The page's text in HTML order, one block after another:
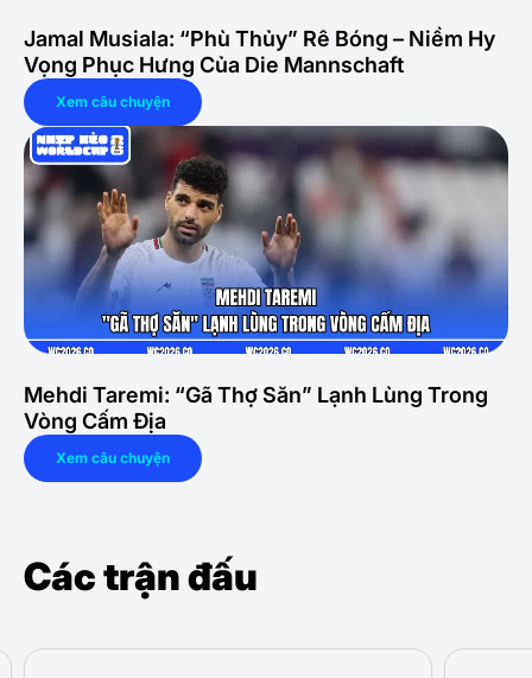
Jamal Musiala: “Phù Thủy” Rê Bóng – Niềm Hy
Vọng Phục Hưng Của Die Mannschaft
Xem câu chuyện
Mehdi Taremi: “Gã Thợ Săn” Lạnh Lùng Trong
Vòng Cấm Địa
Xem câu chuyện
Các trận đấu